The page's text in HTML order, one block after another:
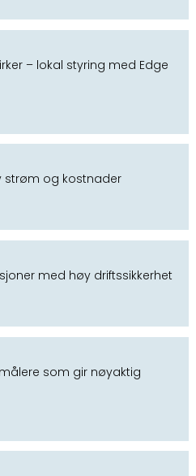
– lokal styring med Edge
strøm og kostnader
med høy driftssikkerhet
som gir nøyaktig